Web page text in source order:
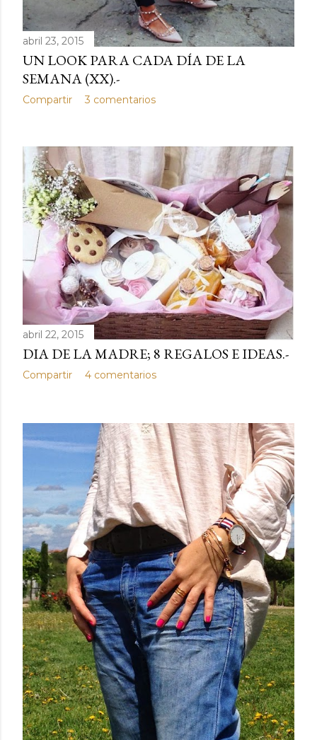
abril 23, 2015
UN LOOK PARA CADA DÍA DE LA
SEMANA (XX).-
Compartir 3 comentarios
abril 22, 2015
DIA DE LA MADRE; 8 REGALOS E IDEAS.-
Compartir 4 comentarios